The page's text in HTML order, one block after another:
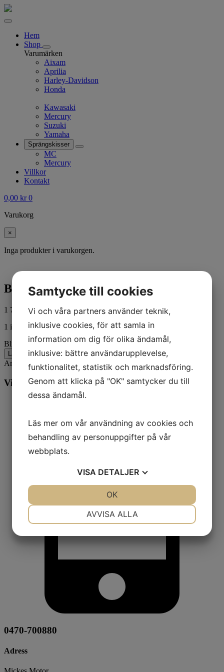
Hem
Shop
Varumärken
Aixam
Aprilia
Harley-Davidson
Honda
Kawasaki
Mercury
Suzuki
Yamaha
Sprängskisser
MC
Mercury
Villkor
Kontakt
0,00 kr 0
Varukorg
×
Inga produkter i varukorgen.
Blmx 7 1/2r8 8m0057166
1 719,00kr ink. moms
1 i lager
Blmx 7 1/2r8 8m0057166 mängd
Lägg till i varukorg
Artikelnr: 96590M Kategorier: Båt Mercury
Vill du veta mer? Ring oss:
0470-700880
Adress
Samtycke till cookies
Vi och våra partners använder teknik,
inklusive cookies, för att samla in
information om dig för olika ändamål,
inklusive: bättre användarupplevelse,
funktionalitet, statistik och marknadsföring.
Genom att klicka på "OK" samtycker du till
dessa ändamål.
Läs mer om vår användning av cookies och
behandling av personuppgifter på vår
webbplats.
VISA DETALJER
AVVISA ALLA
OK